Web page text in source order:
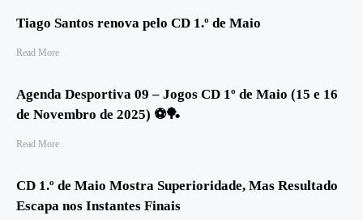
Tiago Santos renova pelo CD 1.º de Maio
Read More
Agenda Desportiva 09 – Jogos CD 1º de Maio (15 e 16
de Novembro de 2025) ⚽️🏓
Read More
CD 1.º de Maio Mostra Superioridade, Mas Resultado
Escapa nos Instantes Finais